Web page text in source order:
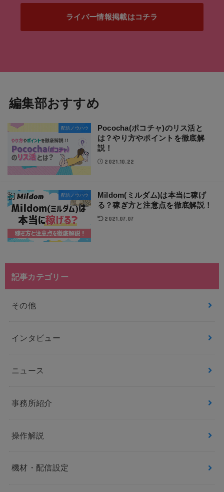
ライバー情報掲載はコチラ
編集部おすすめ
配信ノウハウ
Pococha(ポコチャ)のリス活と
は？やり方やポイントを徹底解
説！
2021.10.22
配信ノウハウ
Mildom(ミルダム)は本当に稼げ
る？稼ぎ方と注意点を徹底解説！
2021.07.07
記事カテゴリー
その他
インタビュー
ニュース
事務所紹介
操作解説
機材・配信設定